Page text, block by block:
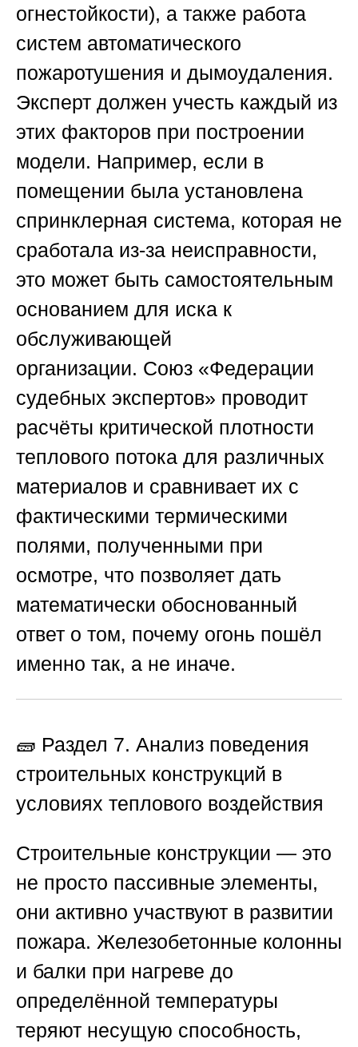
огнестойкости), а также работа
систем автоматического
пожаротушения и дымоудаления.
Эксперт должен учесть каждый из
этих факторов при построении
модели. Например, если в
помещении была установлена
спринклерная система, которая не
сработала из-за неисправности,
это может быть самостоятельным
основанием для иска к
обслуживающей
организации. Союз «Федерации
судебных экспертов» проводит
расчёты критической плотности
теплового потока для различных
материалов и сравнивает их с
фактическими термическими
полями, полученными при
осмотре, что позволяет дать
математически обоснованный
ответ о том, почему огонь пошёл
именно так, а не иначе.
🧱 Раздел 7. Анализ поведения
строительных конструкций в
условиях теплового воздействия
Строительные конструкции — это
не просто пассивные элементы,
они активно участвуют в развитии
пожара. Железобетонные колонны
и балки при нагреве до
определённой температуры
теряют несущую способность,